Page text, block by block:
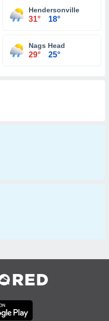
Hendersonville
31° 18°
Nags Head
29° 25°